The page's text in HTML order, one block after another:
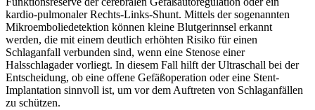
kardio-pulmonaler Rechts-Links-Shunt. Mittels der sogenannten
Mikroemboliedetektion können kleine Blutgerinnsel erkannt
werden, die mit einem deutlich erhöhten Risiko für einen
Schlaganfall verbunden sind, wenn eine Stenose einer
Halsschlagader vorliegt. In diesem Fall hilft der Ultraschall bei der
Entscheidung, ob eine offene Gefäßoperation oder eine Stent-
Implantation sinnvoll ist, um vor dem Auftreten von Schlaganfällen
zu schützen.